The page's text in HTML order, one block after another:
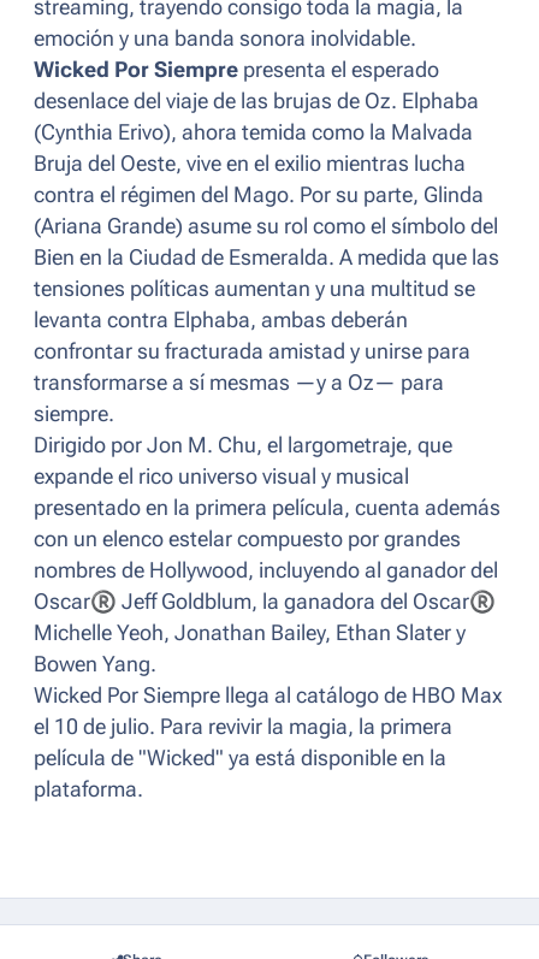
streaming, trayendo consigo toda la magia, la
emoción y una banda sonora inolvidable.
Wicked Por Siempre presenta el esperado
desenlace del viaje de las brujas de Oz. Elphaba
(Cynthia Erivo), ahora temida como la Malvada
Bruja del Oeste, vive en el exilio mientras lucha
contra el régimen del Mago. Por su parte, Glinda
(Ariana Grande) asume su rol como el símbolo del
Bien en la Ciudad de Esmeralda. A medida que las
tensiones políticas aumentan y una multitud se
levanta contra Elphaba, ambas deberán
confrontar su fracturada amistad y unirse para
transformarse a sí mesmas —y a Oz— para
siempre.
Dirigido por Jon M. Chu, el largometraje, que
expande el rico universo visual y musical
presentado en la primera película, cuenta además
con un elenco estelar compuesto por grandes
nombres de Hollywood, incluyendo al ganador del
Oscar® Jeff Goldblum, la ganadora del Oscar®
Michelle Yeoh, Jonathan Bailey, Ethan Slater y
Bowen Yang.
Wicked Por Siempre llega al catálogo de HBO Max
el 10 de julio. Para revivir la magia, la primera
película de "Wicked" ya está disponible en la
plataforma.